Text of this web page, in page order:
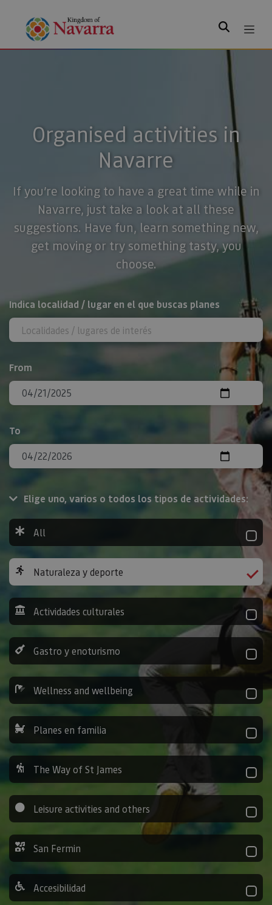
Search
Organised activities in
Navarre
If you’re looking to have a great time while in
Navarre, just take a look at all these
suggestions. Have fun, learn something new,
get moving or try something tasty, you
choose.
Search
Indica localidad / lugar en el que buscas planes
From
To
Elige uno, varios o todos los tipos de actividades:
All
Naturaleza y deporte
Actividades culturales
Gastro y enoturismo
Wellness and wellbeing
Planes en familia
The Way of St James
Leisure activities and others
San Fermin
Accesibilidad